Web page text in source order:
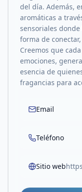
del día. Además,
aromáticas a
sensoriales
forma de
Creemos que
emociones,
esencia de
fragancias para
Email
Teléfono
Sitio web